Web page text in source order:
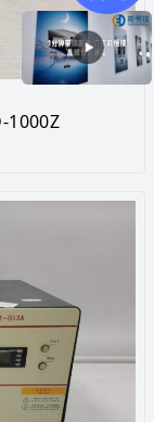
1000Z